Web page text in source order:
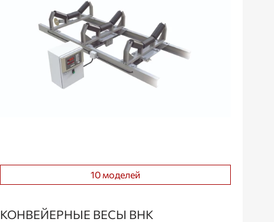
10 моделей
КОНВЕЙЕРНЫЕ ВЕСЫ ВНК